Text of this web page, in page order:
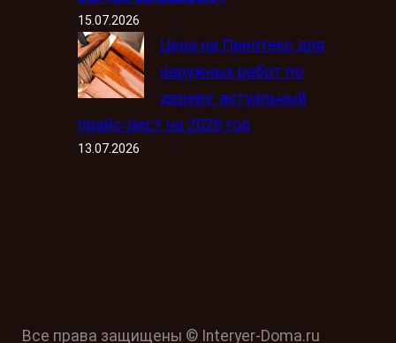
15.07.2026
Цена на Пинотекс для
наружных работ по
дереву: актуальный
прайс-лист на 2026 год
13.07.2026
Все права защищены © Interyer-Doma.ru